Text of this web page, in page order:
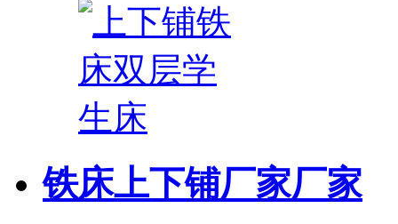
铁床上下铺厂家厂家